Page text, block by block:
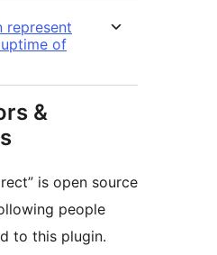
represent
of
&
is open source
people
to this plugin.